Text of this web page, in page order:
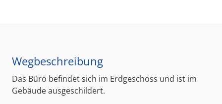
Wegbeschreibung
Das Büro befindet sich im Erdgeschoss und ist im
Gebäude ausgeschildert.